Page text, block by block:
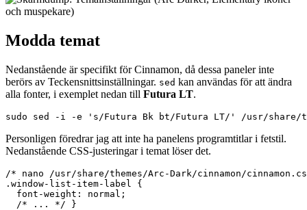
Modda temat
Nedanstående är specifikt för Cinnamon, då dessa paneler inte
berörs av Teckensnittsinställningar. sed kan användas för att ändra
alla fonter, i exemplet nedan till Futura LT.
Personligen föredrar jag att inte ha panelens programtitlar i fetstil.
Nedanstående CSS-justeringar i temat löser det.
/* nano /usr/share/themes/Arc-Dark/cinnamon/
.window-list-item-label {
  font-weight: normal;
  /* ... */ }